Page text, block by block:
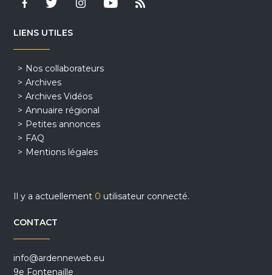
LIENS UTILES
Nos collaborateurs
Archives
Archives Vidéos
Annuaire régional
Petites annonces
FAQ
Mentions légales
Il y a actuellement 0 utilisateur connecté.
CONTACT
info@ardenneweb.eu
9e Fontenaille